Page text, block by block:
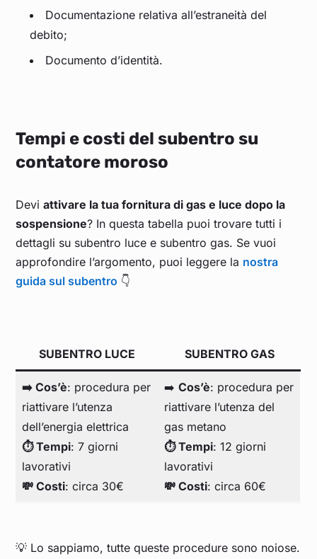
Documentazione relativa all’estraneità del
debito;
Documento d’identità.
Tempi e costi del subentro su
contatore moroso
Deviattivare la tua fornitura di gas e luce dopo la
sospensione? In questa tabella puoi trovare tutti i
dettagli su subentro luce e subentro gas. Se vuoi
approfondire l’argomento, puoi leggere la nostra
guida sul subentro 👇
SUBENTRO LUCE SUBENTRO GAS
➡️ Cos’è: procedura per
riattivare l’utenza
dell’energia elettrica
⏱️ Tempi: 7 giorni
lavorativi
💸 Costi: circa 30€
➡️Cos’è: procedura per
riattivare l’utenza del
gas metano
⏱️ Tempi: 12 giorni
lavorativi
💸 Costi: circa 60€
💡 Lo sappiamo, tutte queste procedure sono noiose.